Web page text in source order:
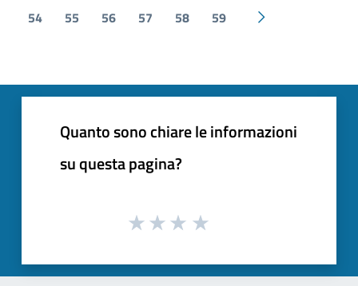
54
55 56 57 58 59 Pagina
Quanto sono chiare le informazioni
su questa pagina?